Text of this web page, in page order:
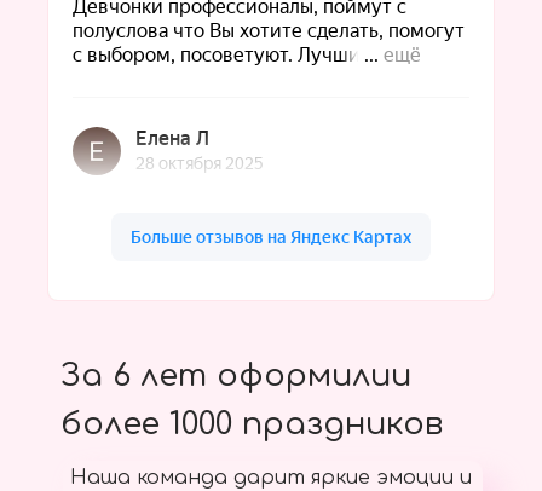
За 6 лет оформилии
более 1000 праздников
Наша команда дарит яркие эмоции и